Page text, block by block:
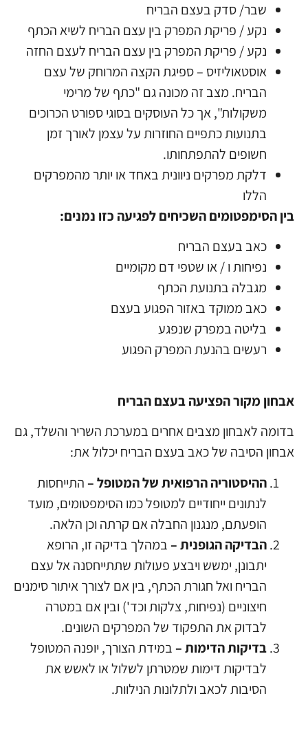
שבר/ סדק בעצם הבריח
נקע / פריקת המפרק בין עצם הבריח לשיא הכתף
נקע / פריקת המפרק בין עצם הבריח לעצם החזה
אוסטאוליזיס – ספיגת הקצה המרוחק של עצם
הבריח. מצב זה מכונה גם "כתף של מרימי
משקולות", אך כל העוסקים בסוגי ספורט הכרוכים
בתנועות כתפיים החוזרות על עצמן לאורך זמן
חשופים להתפתחותו.
דלקת מפרקים ניוונית באחד או יותר מהמפרקים
הללו
בין הסימפטומים השכיחים לפגיעה כזו נמנים:
כאב בעצם הבריח
נפיחות ו / או שטפי דם מקומיים
מגבלה בתנועת הכתף
כאב ממוקד באזור הפגוע בעצם
בליטה במפרק שנפגע
רעשים בהנעת המפרק הפגוע
אבחון מקור הפציעה בעצם הבריח
בדומה לאבחון מצבים אחרים במערכת השריר והשלד, גם
אבחון הסיבה של כאב בעצם הבריח יכלול את:
ההיסטוריה הרפואית של המטופל –התייחסות
לנתונים ייחודיים למטופל כמו הסימפטומים, מועד
הופעתם, מנגנון החבלה אם קרתה וכן הלאה.
הבדיקה הגופנית –במהלך בדיקה זו, הרופא
יתבונן, ימשש ויבצע פעולות שתתייחסנה אל עצם
הבריח ואל חגורת הכתף, בין אם לצורך איתור סימנים
חיצוניים (נפיחות, צלקות וכד') ובין אם במטרה
לבדוק את התפקוד של המפרקים השונים.
בדיקות הדימות –במידת הצורך, יופנה המטופל
לבדיקות דימות שמטרתן לשלול או לאשש את
הסיבות לכאב ולתלונות הנילוות.